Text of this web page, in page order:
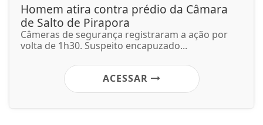
Homem atira contra prédio da Câmara
de Salto de Pirapora
Câmeras de segurança registraram a ação por
volta de 1h30. Suspeito encapuzado...
ACESSAR